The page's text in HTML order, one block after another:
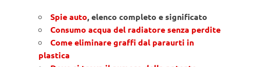
Spie auto, elenco completo e significato
Consumo acqua del radiatore senza perdite
Come eliminare graffi dal paraurti in
plastica